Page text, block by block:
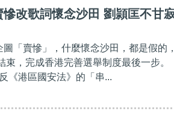
慘改歌詞懷念沙田 劉頴匡不甘
「賣慘」，什麼懷念沙田，都是假的
，完成香港完善選舉制度最後一步。
《港區國安法》的「串...